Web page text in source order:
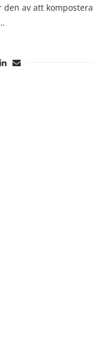
den av att kompostera